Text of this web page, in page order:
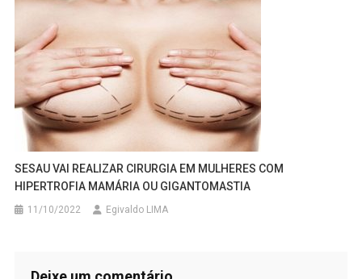
SESAU VAI REALIZAR CIRURGIA EM MULHERES COM
HIPERTROFIA MAMÁRIA OU GIGANTOMASTIA
11/10/2022 Egivaldo LIMA